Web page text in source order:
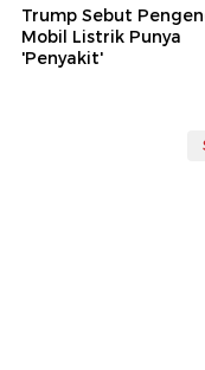
Trump Sebut
Mobil Listrik Punya
'Penyakit'